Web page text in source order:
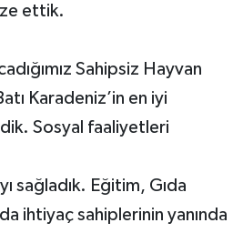
ettik.
Sahipsiz Hayvan
Karadeniz’in en iyi
Sosyal faaliyetleri
sağladık. Eğitim, Gıda
ihtiyaç sahiplerinin yanında